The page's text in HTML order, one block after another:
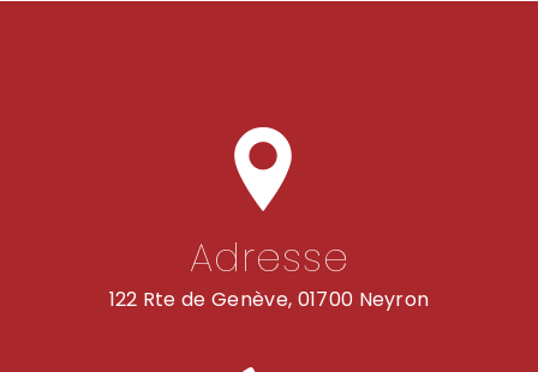
Adresse
122 Rte de Genève, 01700 Neyron